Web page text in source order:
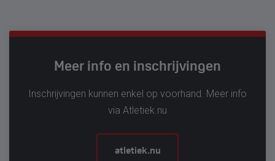
Meer info en inschrijvingen
Inschrijvingen kunnen enkel op voorhand. Meer info
via Atletiek.nu
atletiek.nu